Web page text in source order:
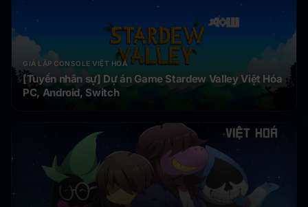
GIẢ LẬP CONSOLE VIỆT HOÁ
[Tuyển nhân sự] Dự án Game Stardew Valley Việt Hóa
PC, Android, Switch